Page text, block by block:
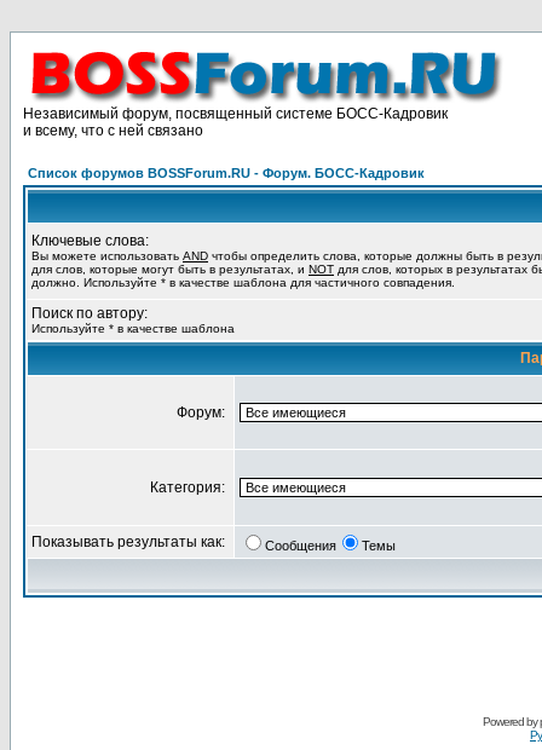
Независимый форум, посвященный системе БОСС-Кадровик
и всему, что с ней связано
Список форумов BOSSForum.RU - Форум. БОСС-Кадровик
Ключевые слова:
Вы можете использовать AND чтобы определить слова, которые должны быть в
для слов, которые могут быть в результатах, и NOT для слов, которых в результатах
должно. Используйте * в качестве шаблона для частичного совпадения.
Поиск по автору:
Используйте * в качестве шаблона
Форум:
Категория:
Показывать результаты как: Сообщения Темы
Pоwerеd by